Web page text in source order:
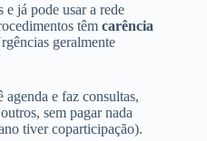
e já pode usar a rede
têm carência
geralmente
e faz consultas,
sem pagar nada
tiver coparticipação).